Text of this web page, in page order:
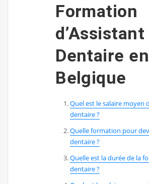
Formation
d’Assistant
Dentaire en
Belgique
Quel est le salaire moyen
dentaire ?
Quelle formation pour
dentaire ?
Quelle est la durée de la
dentaire ?